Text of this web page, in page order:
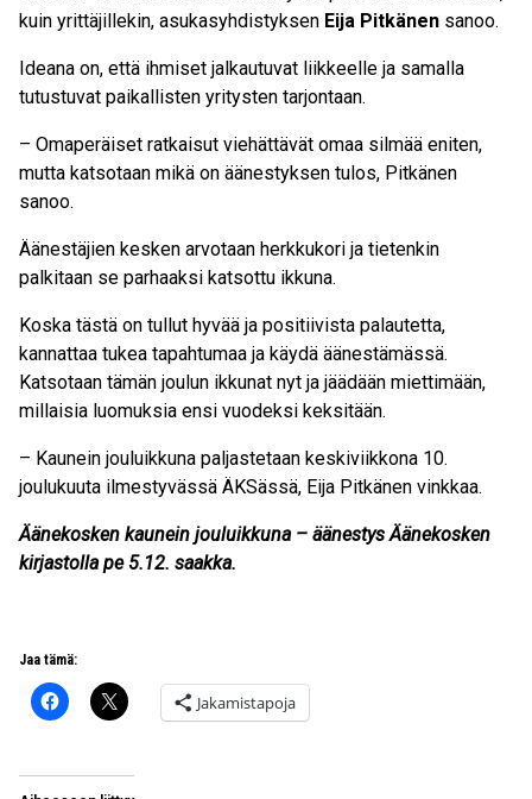
kuin yrittäjillekin, asukasyhdistyksen Eija Pitkänen sanoo.
Ideana on, että ihmiset jalkautuvat liikkeelle ja samalla
tutustuvat paikallisten yritysten tarjontaan.
– Omaperäiset ratkaisut viehättävät omaa silmää eniten,
mutta katsotaan mikä on äänestyksen tulos, Pitkänen
sanoo.
Äänestäjien kesken arvotaan herkkukori ja tietenkin
palkitaan se parhaaksi katsottu ikkuna.
Koska tästä on tullut hyvää ja positiivista palautetta,
kannattaa tukea tapahtumaa ja käydä äänestämässä.
Katsotaan tämän joulun ikkunat nyt ja jäädään miettimään,
millaisia luomuksia ensi vuodeksi keksitään.
– Kaunein jouluikkuna paljastetaan keskiviikkona 10.
joulukuuta ilmestyvässä ÄKSässä, Eija Pitkänen vinkkaa.
Äänekosken kaunein jouluikkuna – äänestys Äänekosken
kirjastolla pe 5.12. saakka.
Jaa tämä:
Jakamistapoja